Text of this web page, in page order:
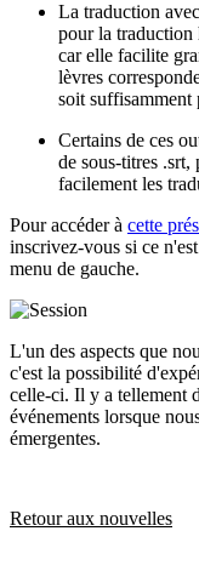
La traduction
pour la traduction
car elle facilite
lèvres
soit suffisamment
Certains de ces
de sous-titres
facilement les
Pour accéder à cette
inscrivez-vous si ce
menu de gauche.
L'un des aspects que
c'est la possibilité
celle-ci. Il y a tellement
événements lorsque
émergentes.
Retour aux nouvelles